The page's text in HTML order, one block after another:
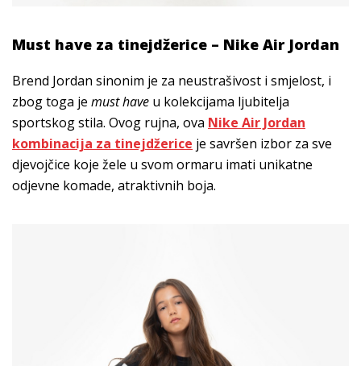
Must have za tinejdžerice – Nike Air Jordan
Brend Jordan sinonim je za neustrašivost i smjelost, i
zbog toga je must have u kolekcijama ljubitelja
sportskog stila. Ovog rujna, ova Nike Air Jordan
kombinacija za tinejdžerice je savršen izbor za sve
djevojčice koje žele u svom ormaru imati unikatne
odjevne komade, atraktivnih boja.